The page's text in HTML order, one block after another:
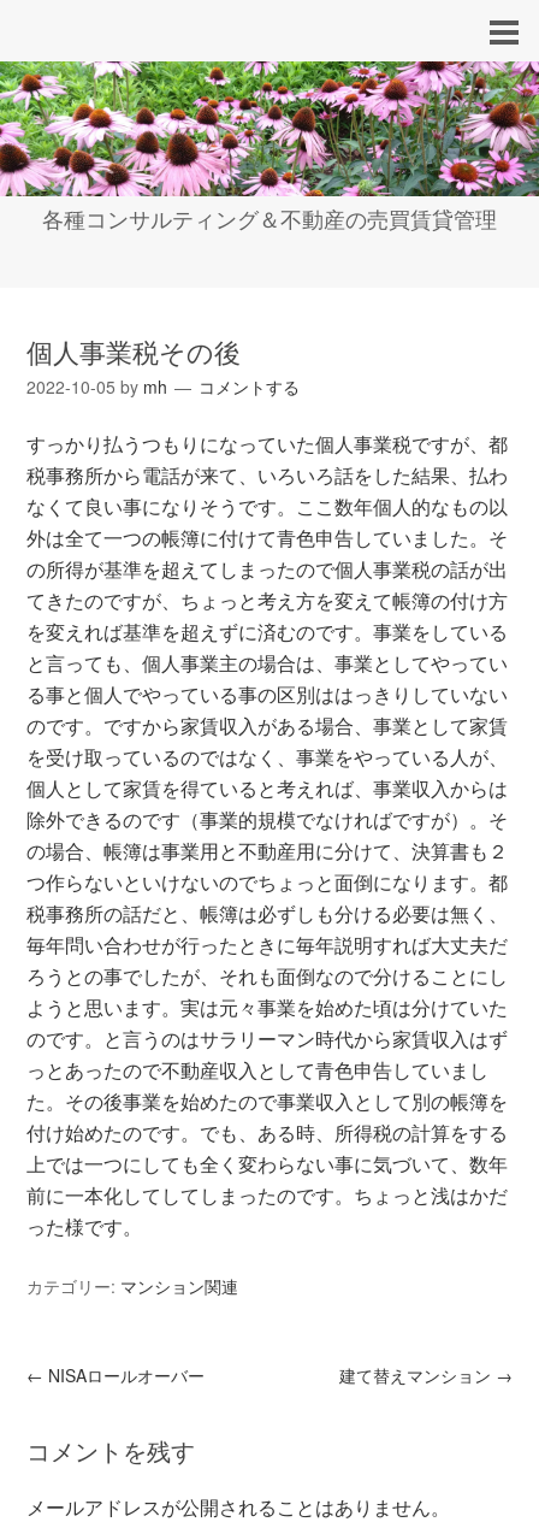
各種コンサルティング＆不動産の売買賃貸管理
個人事業税その後
2022-10-05 by mh コメントする
すっかり払うつもりになっていた個人事業税ですが、都
税事務所から電話が来て、いろいろ話をした結果、払わ
なくて良い事になりそうです。ここ数年個人的なもの以
外は全て一つの帳簿に付けて青色申告していました。そ
の所得が基準を超えてしまったので個人事業税の話が出
てきたのですが、ちょっと考え方を変えて帳簿の付け方
を変えれば基準を超えずに済むのです。事業をしている
と言っても、個人事業主の場合は、事業としてやってい
る事と個人でやっている事の区別ははっきりしていない
のです。ですから家賃収入がある場合、事業として家賃
を受け取っているのではなく、事業をやっている人が、
個人として家賃を得ていると考えれば、事業収入からは
除外できるのです（事業的規模でなければですが）。そ
の場合、帳簿は事業用と不動産用に分けて、決算書も２
つ作らないといけないのでちょっと面倒になります。都
税事務所の話だと、帳簿は必ずしも分ける必要は無く、
毎年問い合わせが行ったときに毎年説明すれば大丈夫だ
ろうとの事でしたが、それも面倒なので分けることにし
ようと思います。実は元々事業を始めた頃は分けていた
のです。と言うのはサラリーマン時代から家賃収入はず
っとあったので不動産収入として青色申告していまし
た。その後事業を始めたので事業収入として別の帳簿を
付け始めたのです。でも、ある時、所得税の計算をする
上では一つにしても全く変わらない事に気づいて、数年
前に一本化してしてしまったのです。ちょっと浅はかだ
った様です。
カテゴリー: マンション関連
← NISAロールオーバー 建て替えマンション →
コメントを残す
メールアドレスが公開されることはありません。